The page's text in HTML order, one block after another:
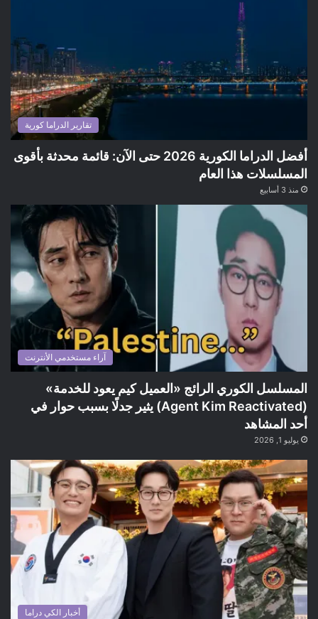
تقارير الدراما كورية
أفضل الدراما الكورية 2026 حتى الآن: قائمة محدثة بأقوى
المسلسلات هذا العام
منذ 3 أسابيع
آراء مستخدمي الأنترنت
المسلسل الكوري الرائج «العميل كيم يعود للخدمة»
(Agent Kim Reactivated) يثير جدلًا بسبب حوار في
أحد المشاهد
يوليو 1, 2026
أخبار الكي دراما